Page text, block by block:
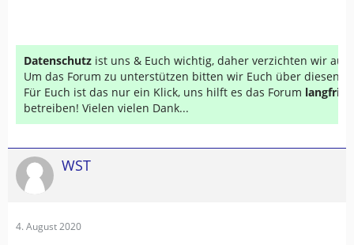
Datenschutz ist uns & Euch wichtig, daher verzichten wir auf
Um das Forum zu unterstützen bitten wir Euch über diesen
Für Euch ist das nur ein Klick, uns hilft es das Forum
betreiben! Vielen vielen Dank...
WST
4. August 2020